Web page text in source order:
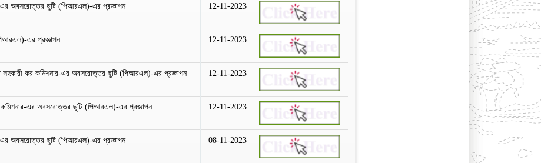
এর অবসরোত্তর ছুটি (পিআরএল)-এর প্রজ্ঞাপন 12-11-2023
এর প্রজ্ঞাপন 12-11-2023
কর কমিশনার-এর অবসরোত্তর ছুটি (পিআরএল)-এর প্রজ্ঞাপন 12-11-2023
কমিশনার-এর অবসরোত্তর ছুটি (পিআরএল)-এর প্রজ্ঞাপন 12-11-2023
এর অবসরোত্তর ছুটি (পিআরএল)-এর প্রজ্ঞাপন 08-11-2023